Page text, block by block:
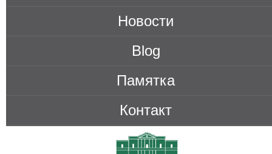
Новости
Blog
Памятка
Контакт